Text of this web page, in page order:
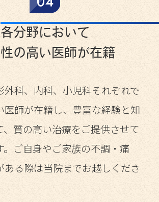
各分野において
の高い医師が在籍
外科、内科、小児科それぞれで
医師が在籍し、豊富な経験と知
、質の高い治療をご提供させて
。ご自身やご家族の不調・痛
ある際は当院までお越しくださ